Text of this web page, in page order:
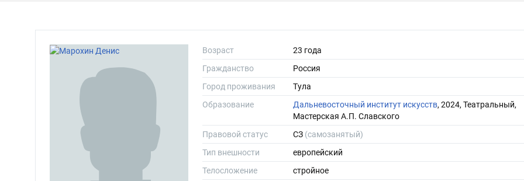
Возраст
23 года
Гражданство
Россия
Город проживания
Тула
Образование
Дальневосточный институт искусств, 2024, Театральный,
Мастерская А.П. Славского
Правовой статус
СЗ (самозанятый)
Тип внешности
европейский
Телосложение
стройное